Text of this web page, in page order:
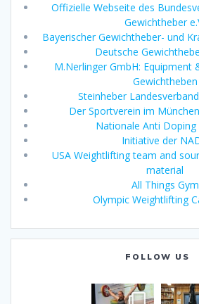
Offizielle Webseite des
Gewichtheber
Bayerischer Gewichtheber- und
Deutsche
M.Nerlinger GmbH: Equipment
Gewichtheben
Steinheber
Der Sportverein im
Nationale Anti Doping
Initiative der
USA Weightlifting team and
material
All Things Gym
Olympic Weightlifting
FOLLOW US